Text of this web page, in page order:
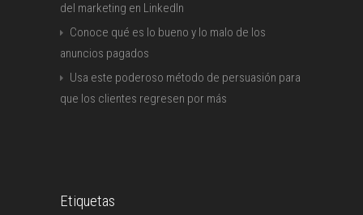
del marketing en LinkedIn
Conoce qué es lo bueno y lo malo de los
anuncios pagados
Usa este poderoso método de persuasión para
que los clientes regresen por más
Etiquetas